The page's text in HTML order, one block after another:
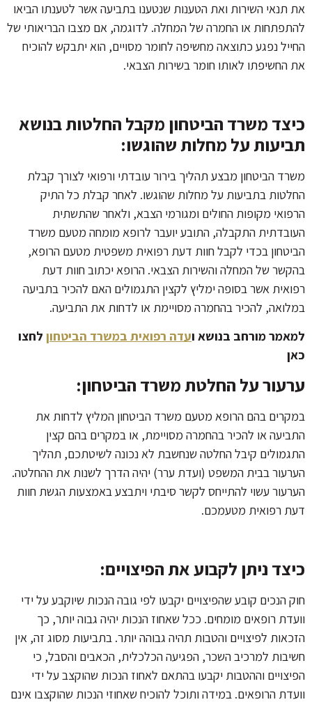
את תנאי השירות ואת הטענות שנטענו בתביעה אשר לטענתו הביאו
להתפתחות או החמרה של המחלה. לדוגמה, אם מצבו הבריאותי של
החייל נפגע כתוצאה מחשיפה לחומר מסויים, הוא יתבקש להוכיח
את החשיפתו לאותו חומר בשירות הצבאי.
כיצד משרד הביטחון מקבל החלטות בנושא
תביעות על מחלות שהוגשו:
משרד הביטחון מבצע תהליך בירור עובדתי ורפואי לצורך קבלת
החלטות בתביעות על מחלות שהוגשו. לאחר קבלת כל התיק
הרפואי מקופות החולים ומגורמי הצבא, ולאחר שהתשתית
העובדתית התקבלה, התובע יועבר לרופא מומחה מטעם משרד
הביטחון בכדי לקבל חוות דעת רפואית משפטית מטעם הרופא,
בהקשר של המחלה והשירות הצבאי. הרופא יכתוב חוות דעת
רפואית אשר בסופה ימליץ לקצין התגמולים האם להכיר בתביעה
במלואה, להכיר בהחמרה מסויימת או לדחות את התביעה.
למאמר מורחב בנושא ועדה רפואית במשרד הביטחון לחצו
כאן
ערעור על החלטת משרד הביטחון:
במקרים בהם הרופא מטעם משרד הביטחון המליץ לדחות את
התביעה או להכיר בהחמרה מסויימת, או במקרים בהם קצין
התגמולים קיבל החלטה שנחשבת לא נכונה לשיטתכם, תהליך
הערעור בבית המשפט (ועדת ערר) יהיה הדרך לשנות את ההחלטה.
הערעור עשוי להתייחס לקשר סיבתי ויתבצע באמצעות הגשת חוות
דעת רפואית מטעמכם.
כיצד ניתן לקבוע את הפיצויים:
חוק הנכים קובע שהפיצויים יקבעו לפי גובה הנכות שיוקבע על ידי
וועדת רופאים מומחים. ככל שאחוז הנכות יהיה גבוה יותר, כך
הזכאות לפיצויים והטבות תהיה גבוהה יותר. בתביעות מסוג זה, אין
חשיבות למרכיב השכר, הפגיעה הכלכלית, הכאבים והסבל, כי
הפיצויים וההטבות יקבעו בהתאם לאחוז הנכות שהוקצב על ידי
וועדת הרופאים. במידה ותוכל להוכיח שאחוזי הנכות שהוקצבו אינם